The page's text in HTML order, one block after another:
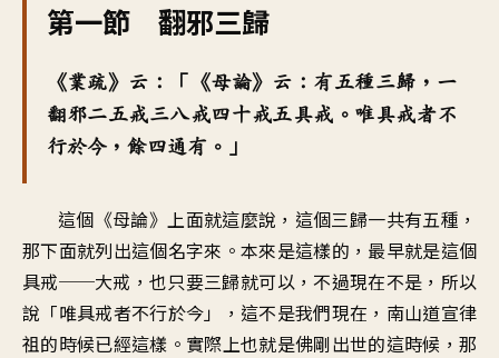
第一節 翻邪三歸
《業疏》云：「《母論》云：有五種三歸，一
翻邪二五戒三八戒四十戒五具戒。唯具戒者不
行於今，餘四通有。」
這個《母論》上面就這麼說，這個三歸一共有五種，
那下面就列出這個名字來。本來是這樣的，最早就是這個
具戒──大戒，也只要三歸就可以，不過現在不是，所以
說「唯具戒者不行於今」，這不是我們現在，南山道宣律
祖的時候已經這樣。實際上也就是佛剛出世的這時候，那